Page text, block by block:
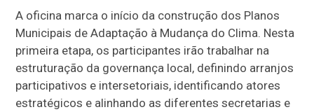
A oficina marca o início da construção dos Planos
Municipais de Adaptação à Mudança do Clima. Nesta
primeira etapa, os participantes irão trabalhar na
estruturação da governança local, definindo arranjos
participativos e intersetoriais, identificando atores
estratégicos e alinhando as diferentes secretarias e